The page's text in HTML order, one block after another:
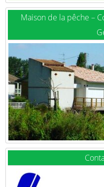
Maison de la pêche –